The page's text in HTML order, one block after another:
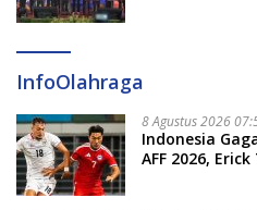
InfoOlahraga
8 Agustus 2026
Indonesia
AFF 2026,